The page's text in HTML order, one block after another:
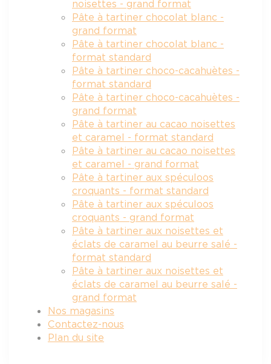
noisettes - grand format
Pâte à tartiner chocolat blanc -
grand format
Pâte à tartiner chocolat blanc -
format standard
Pâte à tartiner choco-cacahuètes -
format standard
Pâte à tartiner choco-cacahuètes -
grand format
Pâte à tartiner au cacao noisettes
et caramel - format standard
Pâte à tartiner au cacao noisettes
et caramel - grand format
Pâte à tartiner aux spéculoos
croquants - format standard
Pâte à tartiner aux spéculoos
croquants - grand format
Pâte à tartiner aux noisettes et
éclats de caramel au beurre salé -
format standard
Pâte à tartiner aux noisettes et
éclats de caramel au beurre salé -
grand format
Nos magasins
Contactez-nous
Plan du site